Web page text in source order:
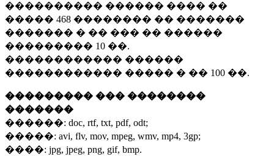
���������� ������ ���� ��
����� 468 �������� �� �������
������� � �� ��� �� ������
��������� 10 ��.
������������ ������
������������ ����� � �� 100 ��.
��������� ��� ��������
�������
������: doc, rtf, txt, pdf, odt;
�����: avi, flv, mov, mpeg, wmv, mp4, 3gp;
����: jpg, jpeg, png, gif, bmp.